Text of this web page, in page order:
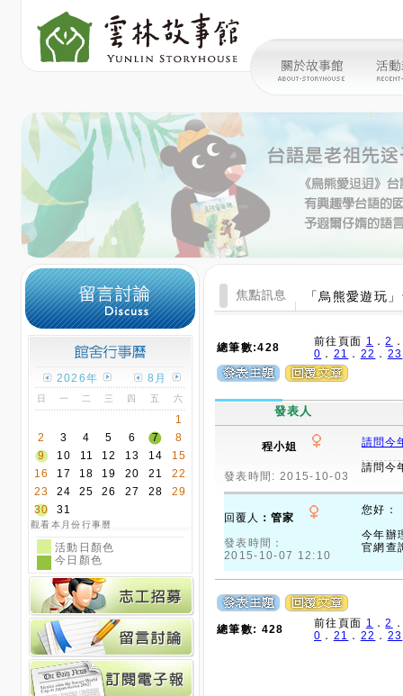
2026年
日 一 二 三 六
1
2
3 4 5 6 7
8
9
10 11 12 13 14
15
16 17 18 19 20 21
22
23 24 25 26 27 28
29
活動日顏色
今日顏色
週三~週日 10:00~18:00
國定假日不休館
週一~週二、除夕、初一、及
國定假日後補休日休館
其它休館日依最新公告為準
(請參閱行事曆)
「烏熊愛遊玩
總筆數:428 前往頁面 1． 2
0．21． 22．23
程小姐
請問今
發表時間：
2015-10-07 12:10
您好：
總筆數: 428 前往頁面 1．2
0．21 22 ． 23